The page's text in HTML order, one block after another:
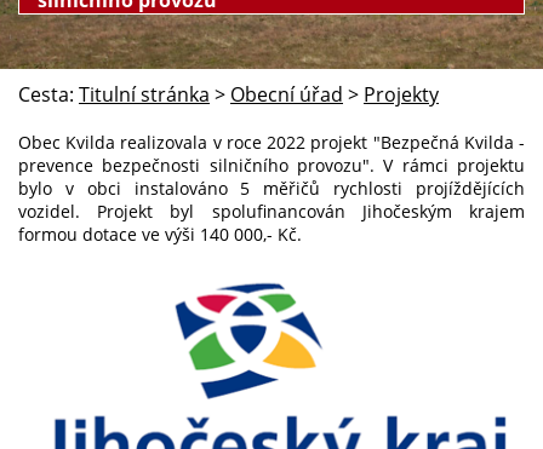
Cesta: Titulní stránka > Obecní úřad > Projekty
Obec Kvilda realizovala v roce 2022 projekt "Bezpečná Kvilda -
prevence bezpečnosti silničního provozu". V rámci projektu
bylo v obci instalováno 5 měřičů rychlosti projíždějících
vozidel. Projekt byl spolufinancován Jihočeským krajem
formou dotace ve výši 140 000,- Kč.